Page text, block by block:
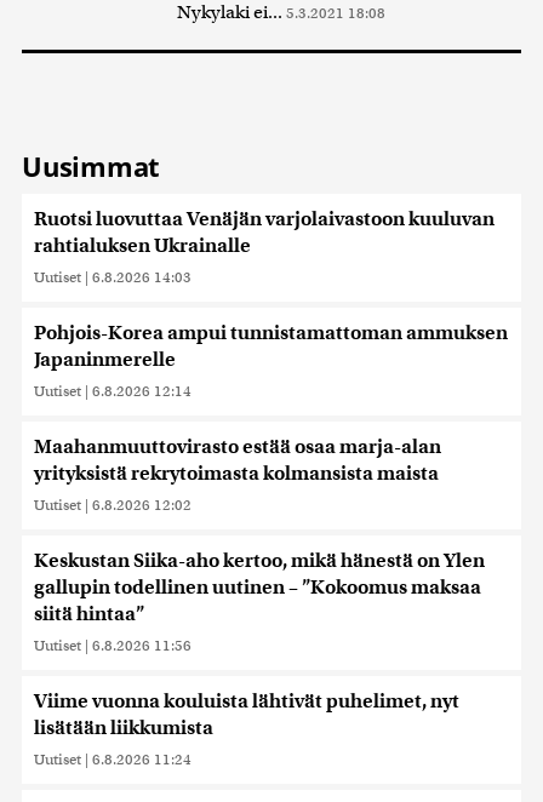
Nykylaki ei... 5.3.2021 18:08
Uusimmat
Ruotsi luovuttaa Venäjän varjolaivastoon kuuluvan
rahtialuksen Ukrainalle
Uutiset | 6.8.2026 14:03
Pohjois-Korea ampui tunnistamattoman ammuksen
Japaninmerelle
Uutiset | 6.8.2026 12:14
Maahanmuuttovirasto estää osaa marja-alan
yrityksistä rekrytoimasta kolmansista maista
Uutiset | 6.8.2026 12:02
Keskustan Siika-aho kertoo, mikä hänestä on Ylen
gallupin todellinen uutinen – ”Kokoomus maksaa
siitä hintaa”
Uutiset | 6.8.2026 11:56
Viime vuonna kouluista lähtivät puhelimet, nyt
lisätään liikkumista
Uutiset | 6.8.2026 11:24